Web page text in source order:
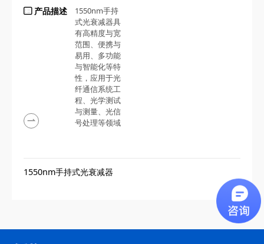
/1064nm
产品描述
1550nm手持
式光衰减器具
有高精度与宽
范围、便携与
易用、多功能
与智能化等特
性，应用于光
纤通信系统工
程、光学测试
与测量、光信
号处理等领域
1550nm手持式光衰减器